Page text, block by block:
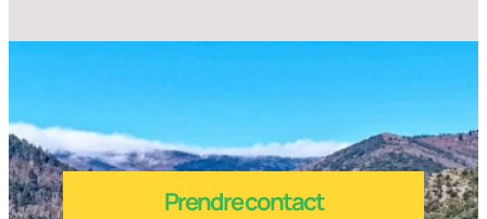
Prendre contact